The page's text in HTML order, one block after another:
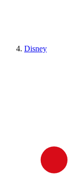
Disney